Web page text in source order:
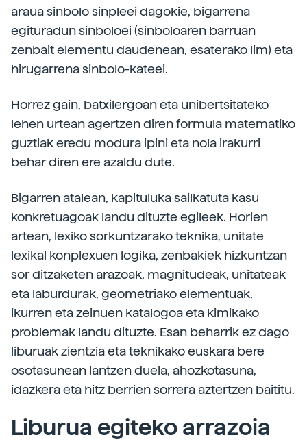
araua sinbolo sinpleei dagokie, bigarrena
egituradun sinboloei (sinboloaren barruan
zenbait elementu daudenean, esaterako lim) eta
hirugarrena sinbolo-kateei.
Horrez gain, batxilergoan eta unibertsitateko
lehen urtean agertzen diren formula matematiko
guztiak eredu modura ipini eta nola irakurri
behar diren ere azaldu dute.
Bigarren atalean, kapituluka sailkatuta kasu
konkretuagoak landu dituzte egileek. Horien
artean, lexiko sorkuntzarako teknika, unitate
lexikal konplexuen logika, zenbakiek hizkuntzan
sor ditzaketen arazoak, magnitudeak, unitateak
eta laburdurak, geometriako elementuak,
ikurren eta zeinuen katalogoa eta kimikako
problemak landu dituzte. Esan beharrik ez dago
liburuak zientzia eta teknikako euskara bere
osotasunean lantzen duela, ahozkotasuna,
idazkera eta hitz berrien sorrera aztertzen baititu.
Liburua egiteko arrazoia